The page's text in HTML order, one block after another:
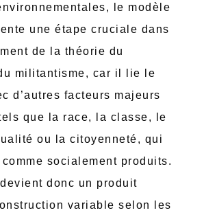
le modèle
une étape cruciale dans
de la théorie du
militantisme, car il lie le
d’autres facteurs majeurs
que la race, la classe, le
ou la citoyenneté, qui
socialement produits.
donc un produit
variable selon les